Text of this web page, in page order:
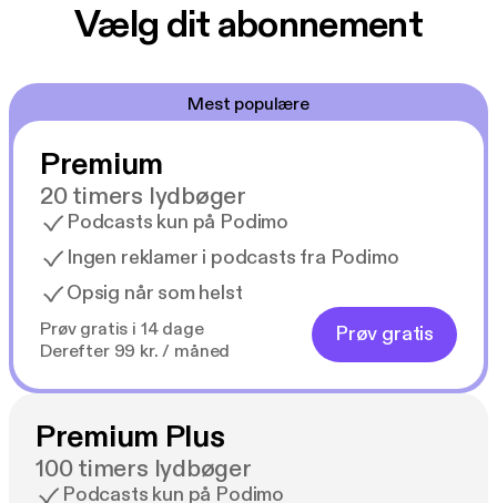
Vælg dit abonnement
Mest populære
Premium
20 timers lydbøger
Podcasts kun på Podimo
Ingen reklamer i podcasts fra Podimo
Opsig når som helst
Prøv gratis i 14 dage
Derefter 99 kr. / måned
Prøv gratis
Premium Plus
100 timers lydbøger
Podcasts kun på Podimo